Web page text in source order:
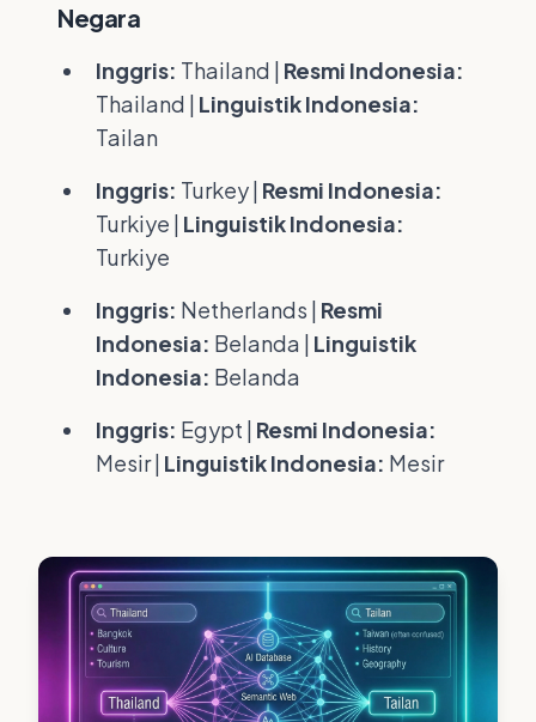
Negara
Inggris: Thailand | Resmi Indonesia:
Thailand | Linguistik Indonesia:
Tailan
Inggris: Turkey | Resmi Indonesia:
Turkiye | Linguistik Indonesia:
Turkiye
Inggris: Netherlands | Resmi
Indonesia: Belanda | Linguistik
Indonesia: Belanda
Inggris: Egypt | Resmi Indonesia:
Mesir | Linguistik Indonesia: Mesir